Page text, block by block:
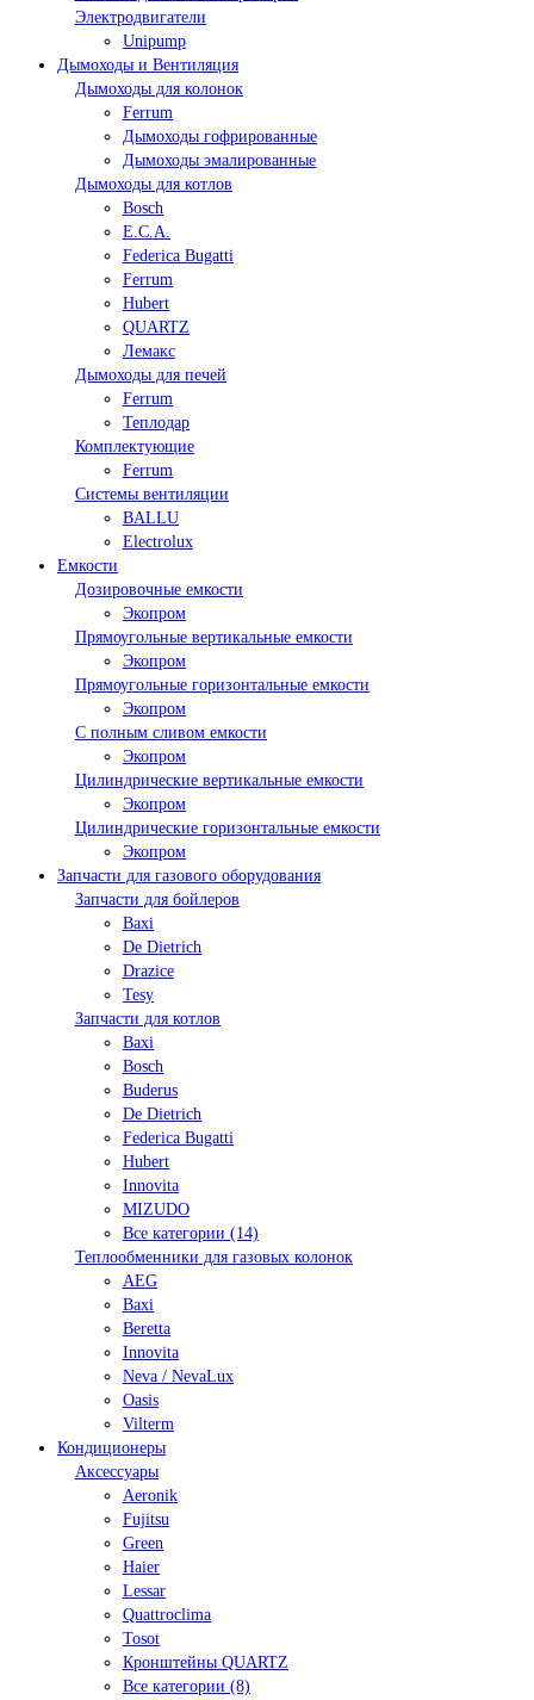
Электродвигатели
Unipump
Дымоходы и Вентиляция
Дымоходы для колонок
Ferrum
Дымоходы гофрированные
Дымоходы эмалированные
Дымоходы для котлов
Bosch
E.C.A.
Federica Bugatti
Ferrum
Hubert
QUARTZ
Лемакс
Дымоходы для печей
Ferrum
Теплодар
Комплектующие
Ferrum
Системы вентиляции
BALLU
Electrolux
Емкости
Дозировочные емкости
Экопром
Прямоугольные вертикальные емкости
Экопром
Прямоугольные горизонтальные емкости
Экопром
С полным сливом емкости
Экопром
Цилиндрические вертикальные емкости
Экопром
Цилиндрические горизонтальные емкости
Экопром
Запчасти для газового оборудования
Запчасти для бойлеров
Baxi
De Dietrich
Drazice
Tesy
Запчасти для котлов
Baxi
Bosch
Buderus
De Dietrich
Federica Bugatti
Hubert
Innovita
MIZUDO
Все категории (14)
Теплообменники для газовых колонок
AEG
Baxi
Beretta
Innovita
Neva / NevaLux
Oasis
Vilterm
Кондиционеры
Аксессуары
Aeronik
Fujitsu
Green
Haier
Lessar
Quattroclima
Tosot
Кронштейны QUARTZ
Все категории (8)